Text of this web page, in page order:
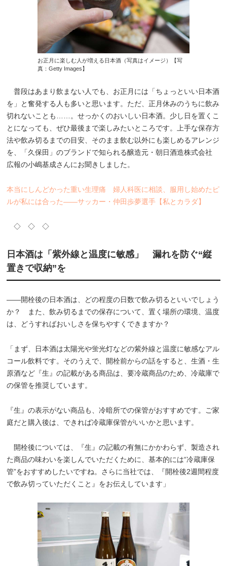
お正月に楽しむ人が増える日本酒（写真はイメージ）【写
真：Getty Images】
普段はあまり飲まない人でも、お正月には「ちょっといい日本酒
を」と奮発する人も多いと思います。ただ、正月休みのうちに飲み
切れないことも……。せっかくのおいしい日本酒。少し日を置くこ
とになっても、ぜひ最後まで楽しみたいところです。上手な保存方
法や飲み切るまでの目安、そのまま飲む以外にも楽しめるアレンジ
を、「久保田」のブランドで知られる醸造元・朝日酒造株式会社
広報の小嶋基成さんにお聞きしました。
本当にしんどかった重い生理痛 婦人科医に相談、服用し始めたピ
ルが私には合った――サッカー・仲田歩夢選手【私とカラダ】
◇ ◇ ◇
日本酒は「紫外線と温度に敏感」 漏れを防ぐ“縦
置きで収納”を
――開栓後の日本酒は、どの程度の日数で飲み切るといいでしょう
か？ また、飲み切るまでの保存について、置く場所の環境、温度
は、どうすればおいしさを保ちやすくできますか？
「まず、日本酒は太陽光や蛍光灯などの紫外線と温度に敏感なアル
コール飲料です。そのうえで、開栓前からの話をすると、生酒・生
原酒など『生』の記載がある商品は、要冷蔵商品のため、冷蔵庫で
の保管を推奨しています。
『生』の表示がない商品も、冷暗所での保管がおすすめです。ご家
庭だと購入後は、できれば冷蔵庫保管がいいかと思います。
開栓後については、『生』の記載の有無にかかわらず、製造され
た商品の味わいを楽しんでいただくために、基本的には“冷蔵庫保
管”をおすすめしたいですね。さらに当社では、『開栓後2週間程度
で飲み切っていただくこと』をお伝えしています」